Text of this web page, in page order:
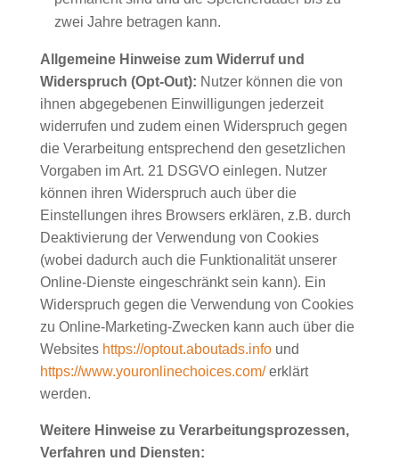
zwei Jahre betragen kann.
Allgemeine Hinweise zum Widerruf und
Widerspruch (Opt-Out): Nutzer können die von
ihnen abgegebenen Einwilligungen jederzeit
widerrufen und zudem einen Widerspruch gegen
die Verarbeitung entsprechend den gesetzlichen
Vorgaben im Art. 21 DSGVO einlegen. Nutzer
können ihren Widerspruch auch über die
Einstellungen ihres Browsers erklären, z.B. durch
Deaktivierung der Verwendung von Cookies
(wobei dadurch auch die Funktionalität unserer
Online-Dienste eingeschränkt sein kann). Ein
Widerspruch gegen die Verwendung von Cookies
zu Online-Marketing-Zwecken kann auch über die
Websites https://optout.aboutads.infound
https://www.youronlinechoices.com/erklärt
werden.
Weitere Hinweise zu Verarbeitungsprozessen,
Verfahren und Diensten: